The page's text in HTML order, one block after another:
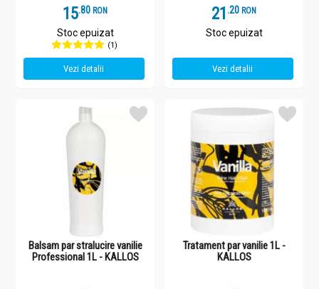
15.8 RON
Stoc epuizat
(1)
Vezi detalii
21 .2 RON
Stoc epuizat
Vezi detalii
Balsam par stralucire vanilie
Professional 1L - KALLOS
Tratament par vanilie 1L -
KALLOS